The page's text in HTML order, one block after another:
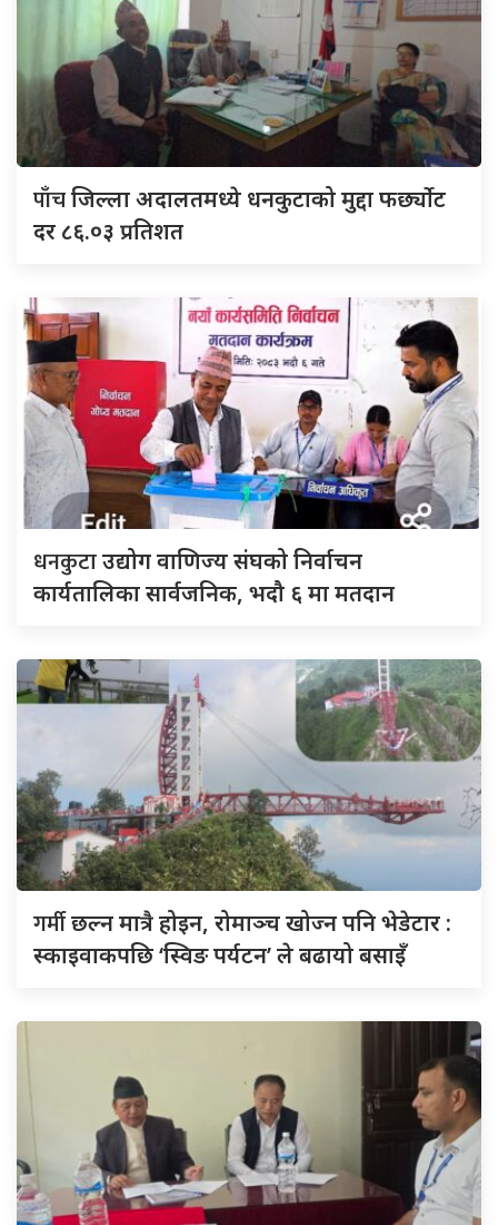
पाँचजिल्ला अदालतमध्ये धनकुटाको मुद्दा फर्छ्योट
दर ८६.०३ प्रतिशत
धनकुटाउद्योग वाणिज्य संघको निर्वाचन
कार्यतालिका सार्वजनिक, भदौ ६ मा मतदान
गर्मीछल्न मात्रै होइन, रोमाञ्च खोज्न पनि भेडेटार :
स्काइवाकपछि ‘स्विङ पर्यटन’ ले बढायो बसाइँ